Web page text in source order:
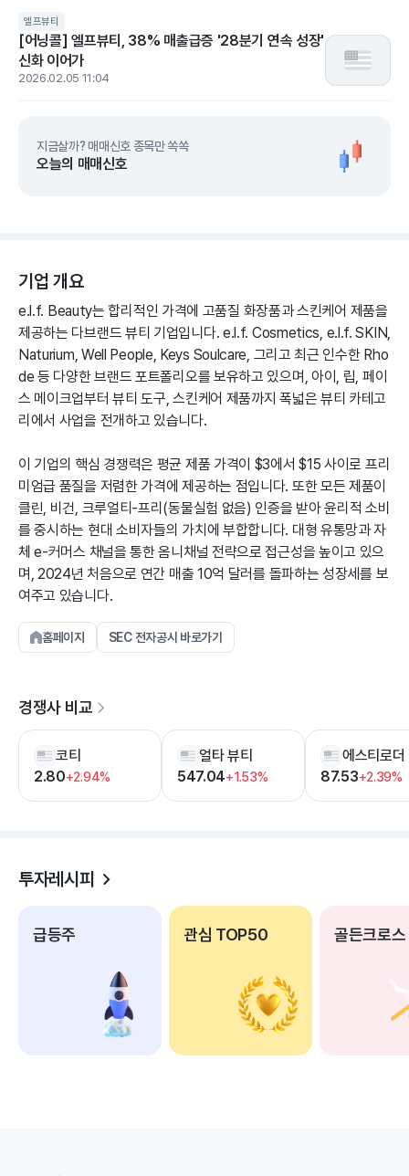
엘프뷰티
[어닝콜] 엘프뷰티, 38% 매출급증 '28분기 연속 성장'
신화 이어가
2026.02.05 11:04
지금살까? 매매신호 종목만 쏙쏙
오늘의 매매신호
기업 개요
e.l.f. Beauty는 합리적인 가격에 고품질 화장품과 스킨케어 제품을
제공하는 다브랜드 뷰티 기업입니다. e.l.f. Cosmetics, e.l.f. SKIN,
Naturium, Well People, Keys Soulcare, 그리고 최근 인수한 Rho
de 등 다양한 브랜드 포트폴리오를 보유하고 있으며, 아이, 립, 페이
스 메이크업부터 뷰티 도구, 스킨케어 제품까지 폭넓은 뷰티 카테고
리에서 사업을 전개하고 있습니다.
이 기업의 핵심 경쟁력은 평균 제품 가격이 $3에서 $15 사이로 프리
미엄급 품질을 저렴한 가격에 제공하는 점입니다. 또한 모든 제품이
클린, 비건, 크루얼티-프리(동물실험 없음) 인증을 받아 윤리적 소비
를 중시하는 현대 소비자들의 가치에 부합합니다. 대형 유통망과 자
체 e-커머스 채널을 통한 옴니채널 전략으로 접근성을 높이고 있으
며, 2024년 처음으로 연간 매출 10억 달러를 돌파하는 성장세를 보
여주고 있습니다.
홈페이지 SEC 전자공시 바로가기
경쟁사 비교
코티
2.80+2.94%
얼타 뷰티
547.04+1.53%
에스티로더
87.53+2.39%
투자레시피
급등주 관심 TOP50 골든크로스